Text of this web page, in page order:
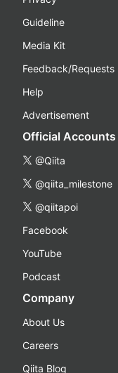
Guideline
Media Kit
Feedback/Requests
Help
Advertisement
Official Accounts
@Qiita
@qiita_milestone
@qiitapoi
Facebook
YouTube
Podcast
Company
About Us
Careers
Qiita Blog